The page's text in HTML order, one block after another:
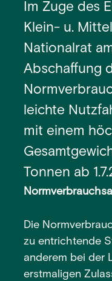
Im Zuge des
Klein- u.
Nationalrat
Abschaffung
leichte
mit einem
Tonnen ab
Die
zu entrichtende
anderem bei der
erstmaligen